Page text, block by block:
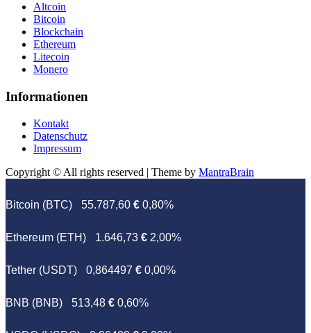
Altcoin
Bitcoin
Blockchain
Ethereum
Litecoin
Monero
Informationen
Kontakt
Datenschutz
Impressum
Copyright © All rights reserved | Theme by MantraBrain
Bitcoin (BTC) 55.787,60 € 0,80%
Ethereum (ETH) 1.646,73 € 2,00%
Tether (USDT) 0,864497 € 0,00%
BNB (BNB) 513,48 € 0,60%